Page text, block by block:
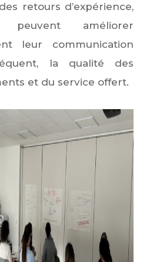
retours d’expérience,
peuvent améliorer
leur communication
la qualité des
et du service offert.